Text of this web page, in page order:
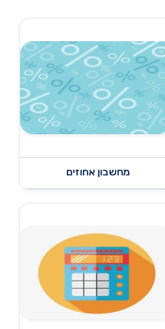
מחשבון אחוזים